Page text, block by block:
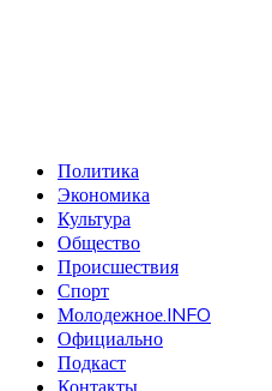
Политика
Экономика
Культура
Общество
Происшествия
Спорт
Молодежное.INFO
Официально
Подкаст
Контакты